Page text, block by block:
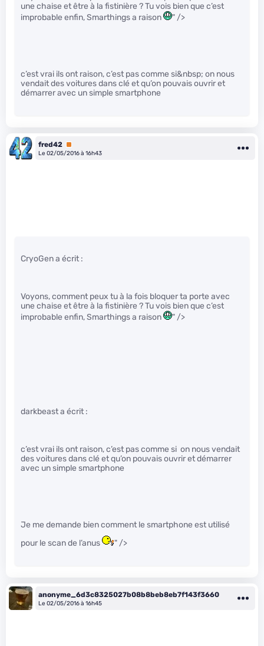
une chaise et être à la fistinière ? Tu vois bien que c’est
improbable enfin, Smarthings a raison
" />
c’est vrai ils ont raison, c’est pas comme si&nbsp; on nous
vendait des voitures dans clé et qu’on pouvais ouvrir et
démarrer avec un simple smartphone
fred42 Premium
Le 02/05/2016 à 16h43
CryoGen a écrit :
Voyons, comment peux tu à la fois bloquer ta porte avec
une chaise et être à la fistinière ? Tu vois bien que c’est
improbable enfin, Smarthings a raison
" />
darkbeast a écrit :
c’est vrai ils ont raison, c’est pas comme si on nous vendait
des voitures dans clé et qu’on pouvais ouvrir et démarrer
avec un simple smartphone
Je me demande bien comment le smartphone est utilisé
pour le scan de l’anus
" />
anonyme_6d3c8325027b08b8beb8eb7f143f3660
Le 02/05/2016 à 16h45